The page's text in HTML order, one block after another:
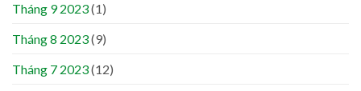
Tháng 9 2023(1)
Tháng 8 2023(9)
Tháng 7 2023(12)